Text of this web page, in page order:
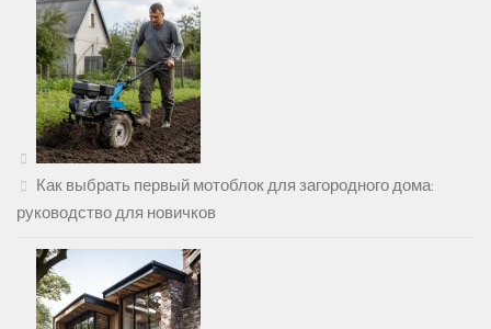
Как выбрать первый мотоблок для загородного дома:
руководство для новичков